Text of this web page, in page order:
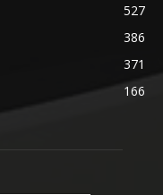
527
386
371
166